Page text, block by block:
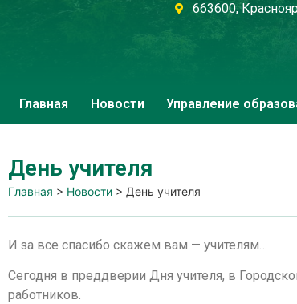
663600,
Главная Новости Управление
День учителя
Главная > Новости > День учителя
И за все спасибо скажем вам — учителям…
Сегодня в преддверии Дня учителя, в
работников.